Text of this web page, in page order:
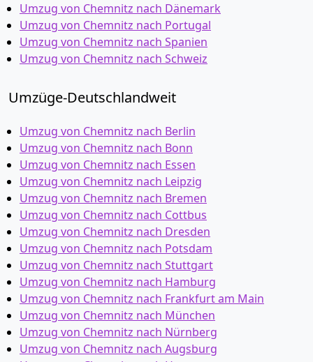
Umzug von Chemnitz nach Dänemark
Umzug von Chemnitz nach Portugal
Umzug von Chemnitz nach Spanien
Umzug von Chemnitz nach Schweiz
Umzüge-Deutschlandweit
Umzug von Chemnitz nach Berlin
Umzug von Chemnitz nach Bonn
Umzug von Chemnitz nach Essen
Umzug von Chemnitz nach Leipzig
Umzug von Chemnitz nach Bremen
Umzug von Chemnitz nach Cottbus
Umzug von Chemnitz nach Dresden
Umzug von Chemnitz nach Potsdam
Umzug von Chemnitz nach Stuttgart
Umzug von Chemnitz nach Hamburg
Umzug von Chemnitz nach Frankfurt am Main
Umzug von Chemnitz nach München
Umzug von Chemnitz nach Nürnberg
Umzug von Chemnitz nach Augsburg